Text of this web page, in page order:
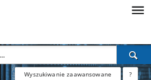
Wyszukiwanie zaawansowane ?